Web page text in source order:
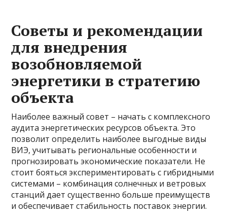
Советы и рекомендации
для внедрения
возобновляемой
энергетики в стратегию
объекта
Наиболее важный совет – начать с комплексного
аудита энергетических ресурсов объекта. Это
позволит определить наиболее выгодные виды
ВИЭ, учитывать региональные особенности и
прогнозировать экономические показатели. Не
стоит бояться экспериментировать с гибридными
системами – комбинация солнечных и ветровых
станций дает существенно больше преимуществ
и обеспечивает стабильность поставок энергии.